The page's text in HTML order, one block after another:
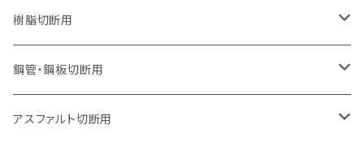
セグメント（特殊凸凹加工チップ）
セグメントタイプ（一般道路カッター用
セグメントタイプ
セグメントタイプ（一般道路カッター用
405mm（16インチ）
セグメントタイプ
セグメントタイプ（一般道路カッター用
455mm（18インチ）
セグメント（一般道路カッター用
埋設鋳鉄管工事対応タイプ
セグメントタイプ
埋設鋳鉄管工事対応タイプ
405mm（16インチ）
セグメントタイプ
埋設鋳鉄管工事対応タイプ
ウェーブタイプ
セグメントタイプ
セグメントタイプ（一般道路カッター用
305mm（12インチ）
セグメント
セグメント（特殊凸凹加工チップ）
355mm（14インチ）
セグメント
405mm（16インチ）
セグメントタイプ
230mm（9インチ）
セグメントタイプ
255mm（10インチ）
セグメントタイプ
305mm（12インチ）
305mm（12インチ）
砥石（補強綱入り）
355mm（14インチ）
砥石（補強綱入り）
樹脂切断用
305mm（12インチ）
砥石（補強綱入り）
355mm（14インチ）
鋼管・鋼板切断用
305mm（12インチ）
アスファルト切断用